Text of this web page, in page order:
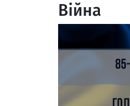
Війна